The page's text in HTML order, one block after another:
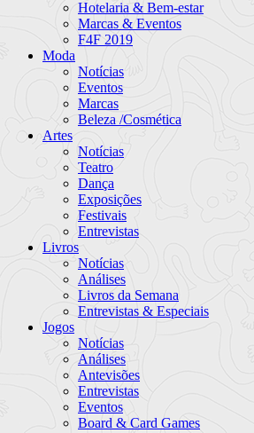
Hotelaria & Bem-estar
Marcas & Eventos
F4F 2019
Moda
Notícias
Eventos
Marcas
Beleza /Cosmética
Artes
Notícias
Teatro
Dança
Exposições
Festivais
Entrevistas
Livros
Notícias
Análises
Livros da Semana
Entrevistas & Especiais
Jogos
Notícias
Análises
Antevisões
Entrevistas
Eventos
Board & Card Games